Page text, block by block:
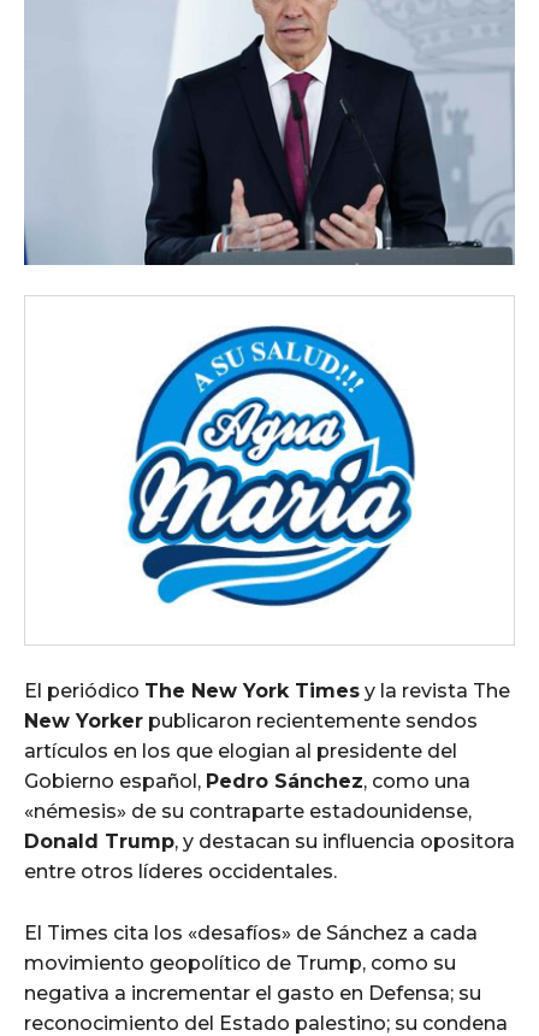
El periódico The New York Times y la revista The
New Yorker publicaron recientemente sendos
artículos en los que elogian al presidente del
Gobierno español, Pedro Sánchez, como una
«némesis» de su contraparte estadounidense,
Donald Trump, y destacan su influencia opositora
entre otros líderes occidentales.
El Times cita los «desafíos» de Sánchez a cada
movimiento geopolítico de Trump, como su
negativa a incrementar el gasto en Defensa; su
reconocimiento del Estado palestino; su condena